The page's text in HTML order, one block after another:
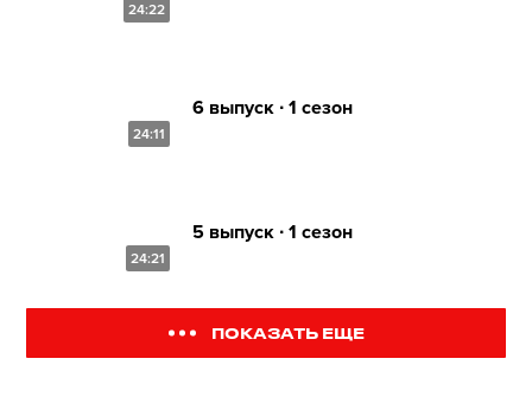
24:22
24:11
6 выпуск ∙ 1 сезон
24:21
5 выпуск ∙ 1 сезон
ПОКАЗАТЬ ЕЩЕ